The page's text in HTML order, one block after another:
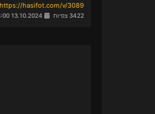
https://hasifot.com/v/3089
3422 צפיות